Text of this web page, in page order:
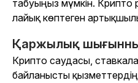
табуыңыз мүмкін. Крипто
лайық көптеген
Қаржылық
Крипто саудасы,
байланысты